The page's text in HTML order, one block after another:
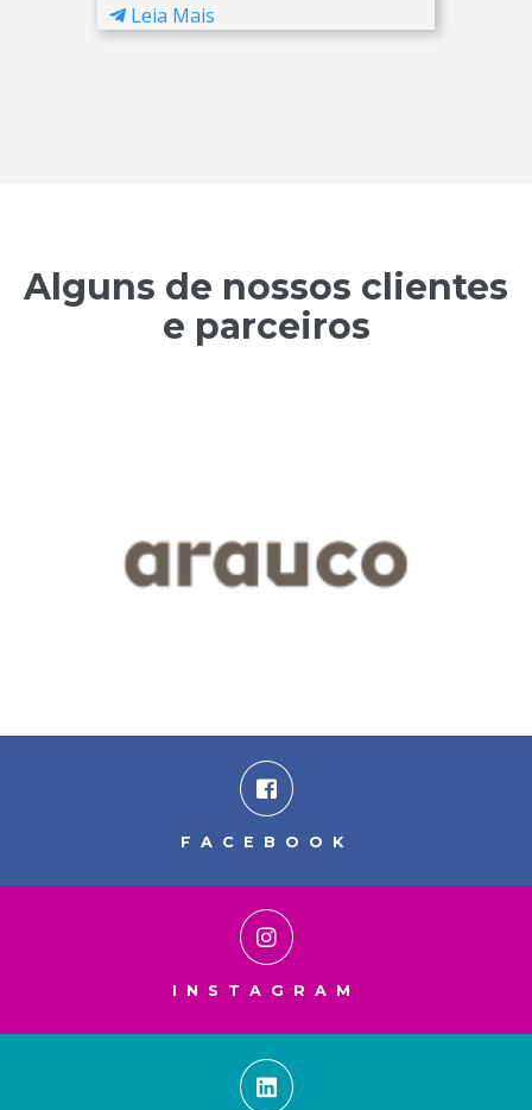
Leia Mais
Alguns de nossos clientes
e parceiros
FACEBOOK
INSTAGRAM